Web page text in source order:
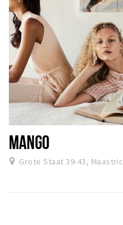
MANGO
Grote Staat 39-43,